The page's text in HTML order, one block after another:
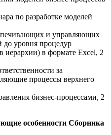
по разработке моделей
и управляющих
до уровня процедур
иерархии) в формате Excel, 2
за
процессы верхнего
бизнес-процессами, 2
особенности Сборника